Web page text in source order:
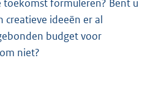
toekomst formuleren? Bent u
ideeën er al
budget voor
niet?